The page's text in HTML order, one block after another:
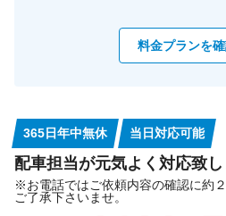
料金プランを
365日年中無休 当日対応可能
配車担当が元気よく対応致し
※お電話ではご依頼内容の確認に約
ご了承下さいませ。